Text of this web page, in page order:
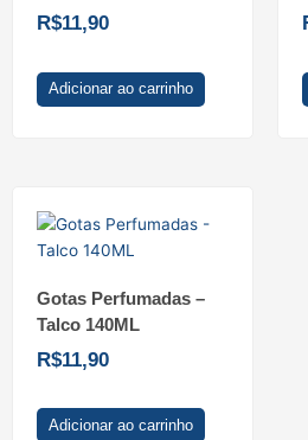
R$11,90
Adicionar ao carrinho
Gotas Perfumadas –
Talco 140ML
R$11,90
Adicionar ao carrinho